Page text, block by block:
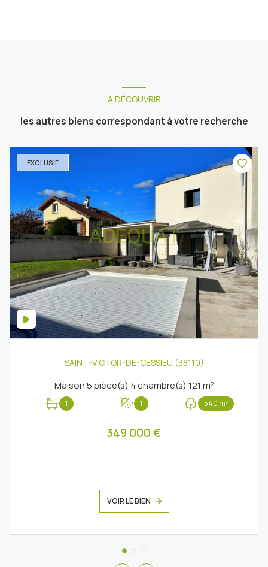
A DÉCOUVRIR
les autres biens correspondant à votre recherche
EXCLUSIF
SAINT-VICTOR-DE-CESSIEU (38110)
Maison 5 pièce(s) 4 chambre(s) 121 m²
1 1 540 m²
349 000 €
VOIR LE BIEN